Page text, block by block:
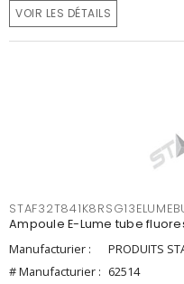
VOIR LES DÉTAILS
Ampoule E-Lume tube
Manufacturier :
PRODUITS
# Manufacturier : 62514